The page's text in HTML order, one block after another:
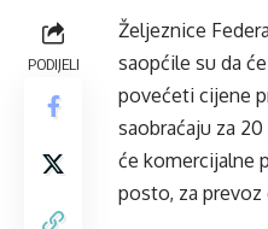
PODIJELI
Željeznice
saopćile su da
povećeti cijene
saobraćaju za
će komercijalne
posto, za prevoz